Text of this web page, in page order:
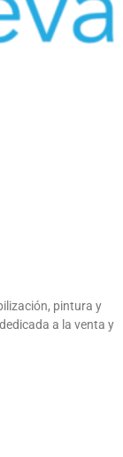
pintura y
a la venta y